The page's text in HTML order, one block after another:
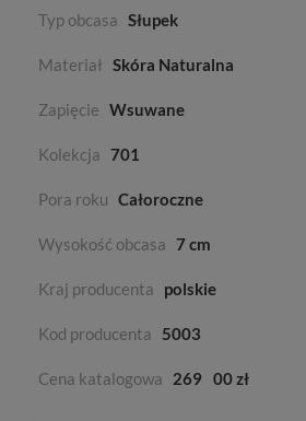
Typ obcasa Słupek
Materiał Skóra Naturalna
Zapięcie Wsuwane
Kolekcja 701
Pora roku Całoroczne
Wysokość obcasa 7 cm
Kraj producenta polskie
Kod producenta 5003
Cena katalogowa 269 00 zł